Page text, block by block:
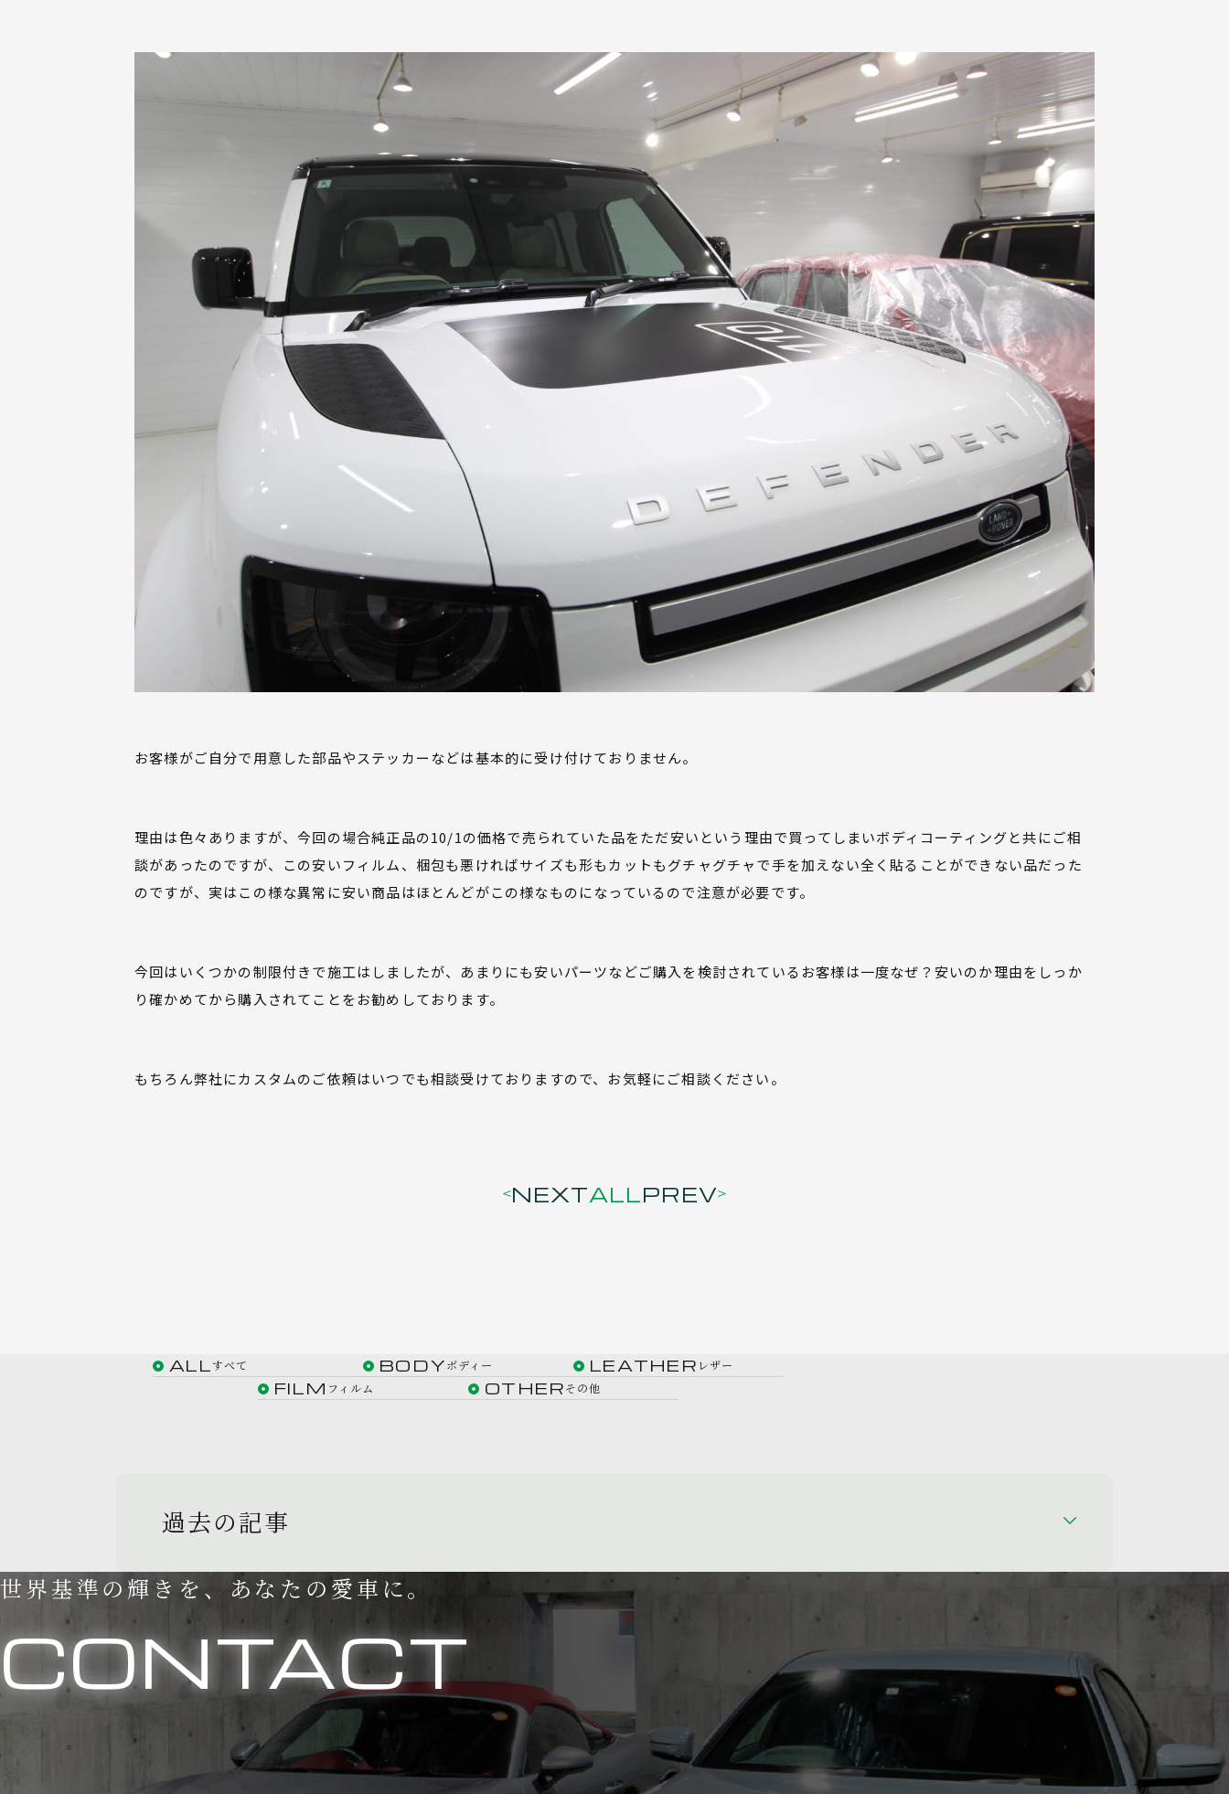
お客様がご自分で用意した部品やステッカーなどは基本的に受け付けておりません。
理由は色々ありますが、今回の場合純正品の10/1の価格で売られていた品をただ安いという理由で買ってしまいボディコーティングと共にご相
談があったのですが、この安いフィルム、梱包も悪ければサイズも形もカットもグチャグチャで手を加えない全く貼ることができない品だった
のですが、実はこの様な異常に安い商品はほとんどがこの様なものになっているので注意が必要です。
今回はいくつかの制限付きで施工はしましたが、あまりにも安いパーツなどご購入を検討されているお客様は一度なぜ？安いのか理由をしっか
り確かめてから購入されてことをお勧めしております。
もちろん弊社にカスタムのご依頼はいつでも相談受けておりますので、お気軽にご相談ください。
NEXTALLPREV
ALLすべて BODYボディー LEATHER レザー
FILM フィルム OTHERその他
過去の記事
世界基準の輝きを、あなたの愛車に。
CONTACT